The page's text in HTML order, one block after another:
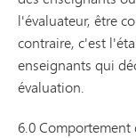
l'évaluateur, être
contraire, c'est
enseignants qui
évaluation.
6.0 Comportement